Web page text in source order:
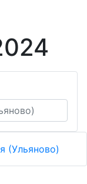
(Ульяново)